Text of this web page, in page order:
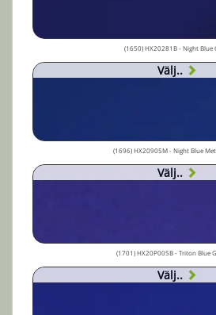
(1650) HX20281B - Night Blue
Välj..
(1696) HX20905M - Night Blue
Välj..
(1701) HX20P005B - Triton Blue
Välj..